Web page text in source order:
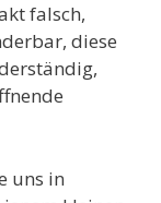
falsch,
diese
uns in